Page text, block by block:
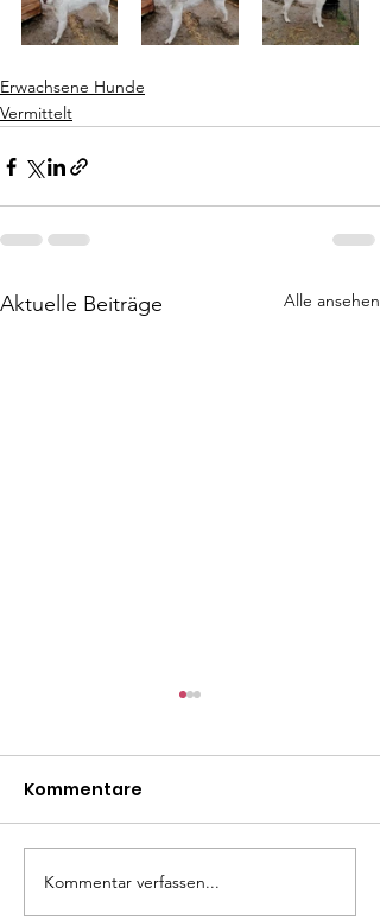
Erwachsene Hunde
Vermittelt
Aktuelle Beiträge Alle ansehen
Kommentare
Kommentar verfassen...